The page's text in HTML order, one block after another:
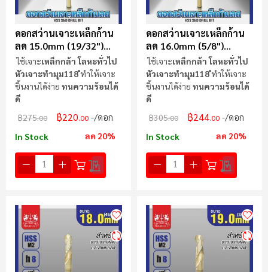
ดอกสว่านเจาะเหล็กก้าน
ลด 15.0mm (19/32")
MAXICUT
ใช้เจาะเหล็กกล้า โลหะทั่วไป
หัวเจาะทำมุม118 ํทำให้เจาะ
ชิ้นงานได้ง่าย ทนความร้อนได้
ดี
฿275.00 ฿220.00 /ดอก
In Stock ลด 20%
ดอกสว่านเจาะเหล็กก้าน
ลด 16.0mm (5/8")
MAXICUT
ใช้เจาะเหล็กกล้า โลหะทั่วไป
หัวเจาะทำมุม118 ํทำให้เจาะ
ชิ้นงานได้ง่าย ทนความร้อนได้
ดี
฿305.00 ฿244.00 /ดอก
In Stock ลด 20%